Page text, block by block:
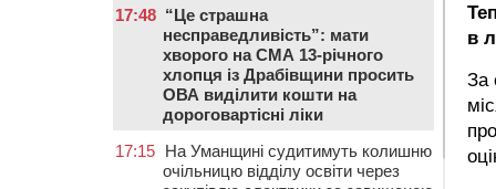
в
За
17:48 “Це страшна
несправедливість”: мати
хворого на СМА 13-річного
хлопця із Драбівщини просить
ОВА виділити кошти на
дороговартісні ліки
17:15 На Уманщині судитимуть колишню
очільницю відділу освіти через